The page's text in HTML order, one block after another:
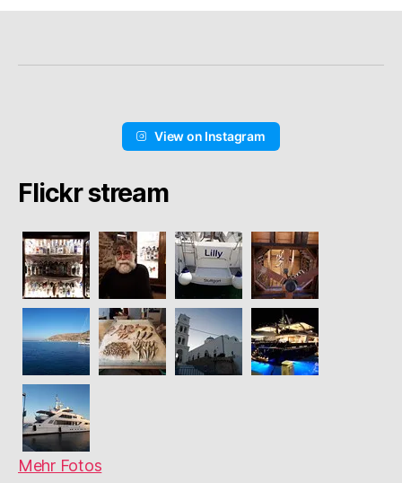
View on Instagram
Flickr stream
Mehr Fotos